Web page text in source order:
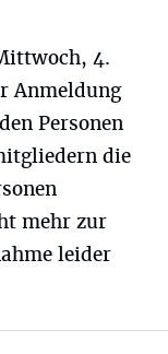
4.
Anmeldung
Personen
die
mehr zur
leider